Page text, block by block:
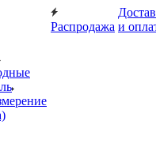
Распродажа и